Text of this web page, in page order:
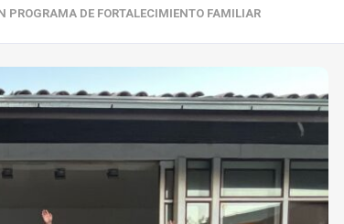
PROGRAMA DE FORTALECIMIENTO FAMILIAR